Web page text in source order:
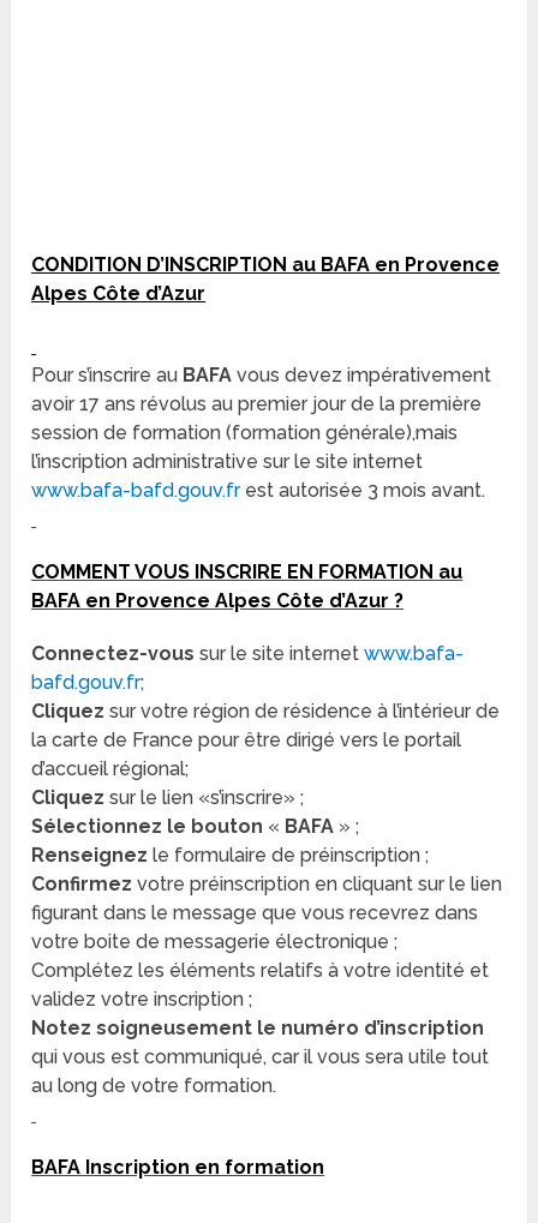
CONDITION D’INSCRIPTION au BAFA en Provence
Alpes Côte d’Azur
Pour s’inscrire au BAFAvous devez impérativement
avoir 17 ans révolus au premier jour de la première
session de formation (formation générale),mais
l’inscription administrative sur le site internet
www.bafa-bafd.gouv.frest autorisée 3 mois avant.
COMMENT VOUS INSCRIRE EN FORMATION au
BAFA en Provence Alpes Côte d’Azur ?
Connectez-vous sur le site internetwww.bafa-
bafd.gouv.fr;
Cliquez sur votre région de résidence à l’intérieur de
la carte de France pour être dirigé vers le portail
d’accueil régional;
Cliquez sur le lien «s’inscrire» ;
Sélectionnez le bouton « BAFA » ;
Renseignez le formulaire de préinscription ;
Confirmez votre préinscription en cliquant sur le lien
figurant dans le message que vous recevrez dans
votre boite de messagerie électronique ;
Complétez les éléments relatifs à votre identité et
validez votre inscription ;
Notez soigneusement le numéro d’inscription
qui vous est communiqué, car il vous sera utile tout
au long de votre formation.
BAFA Inscription en formation